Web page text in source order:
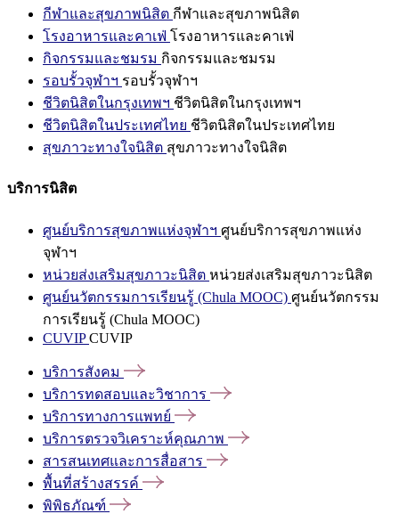
กีฬาและสุขภาพนิสิต กีฬาและสุขภาพนิสิต
โรงอาหารและคาเฟ่ โรงอาหารและคาเฟ่
กิจกรรมและชมรม กิจกรรมและชมรม
รอบรั้วจุฬาฯ รอบรั้วจุฬาฯ
ชีวิตนิสิตในกรุงเทพฯ ชีวิตนิสิตในกรุงเทพฯ
ชีวิตนิสิตในประเทศไทย ชีวิตนิสิตในประเทศไทย
สุขภาวะทางใจนิสิต สุขภาวะทางใจนิสิต
บริการนิสิต
ศูนย์บริการสุขภาพแห่งจุฬาฯ ศูนย์บริการสุขภาพแห่ง
จุฬาฯ
หน่วยส่งเสริมสุขภาวะนิสิต หน่วยส่งเสริมสุขภาวะนิสิต
ศูนย์นวัตกรรมการเรียนรู้ (Chula MOOC) ศูนย์นวัตกรรม
การเรียนรู้ (Chula MOOC)
CUVIPCUVIP
บริการสังคม
บริการทดสอบและวิชาการ
บริการทางการแพทย์
บริการตรวจวิเคราะห์คุณภาพ
สารสนเทศและการสื่อสาร
พื้นที่สร้างสรรค์
พิพิธภัณฑ์